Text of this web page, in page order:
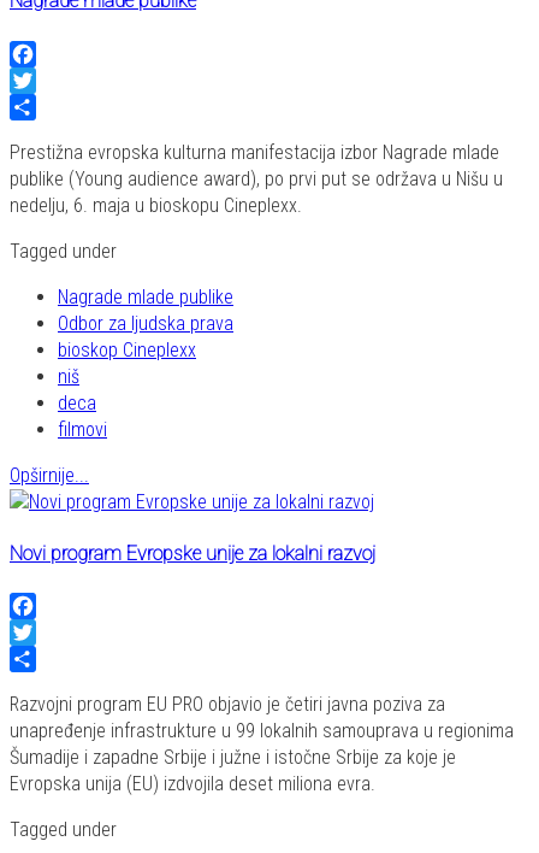
Facebook
Twitter
Prestižna evropska kulturna manifestacija izbor Nagrade mlade
publike (Young audience award), po prvi put se održava u Nišu u
nedelju, 6. maja u bioskopu Cineplexx.
Tagged under
Nagrade mlade publike
Odbor za ljudska prava
bioskop Cineplexx
niš
deca
filmovi
Opširnije...
Novi program Evropske unije za lokalni razvoj
Facebook
Twitter
Razvojni program EU PRO objavio je četiri javna poziva za
unapređenje infrastrukture u 99 lokalnih samouprava u regionima
Šumadije i zapadne Srbije i južne i istočne Srbije za koje je
Evropska unija (EU) izdvojila deset miliona evra.
Tagged under